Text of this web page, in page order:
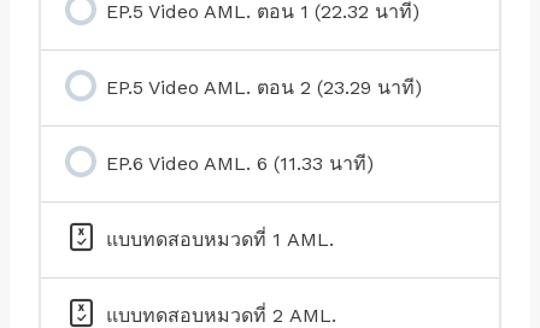
EP.5 Video AML. ตอน 1 (22.32 นาที)
EP.5 Video AML. ตอน 2 (23.29 นาที)
EP.6 Video AML. 6 (11.33 นาที)
แบบทดสอบหมวดที่ 1 AML.
แบบทดสอบหมวดที่ 2 AML.